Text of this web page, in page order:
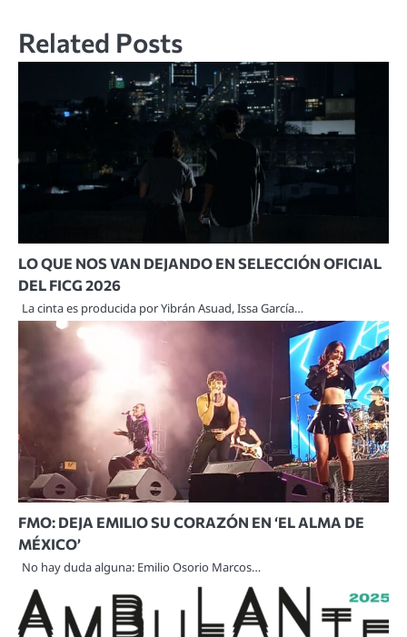
Related Posts
LO QUE NOS VAN DEJANDO EN SELECCIÓN OFICIAL
DEL FICG 2026
La cinta es producida por Yibrán Asuad, Issa García…
FMO: DEJA EMILIO SU CORAZÓN EN ‘EL ALMA DE
MÉXICO’
No hay duda alguna: Emilio Osorio Marcos…